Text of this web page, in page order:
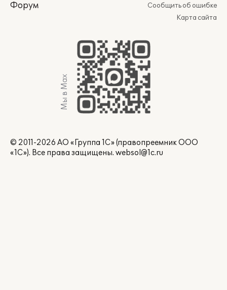
Форум
Сообщить об ошибке
Карта сайта
Мы в Max
© 2011-2026 АО «Группа 1С» (правопреемник ООО
«1С»). Все права защищены. websol@1c.ru